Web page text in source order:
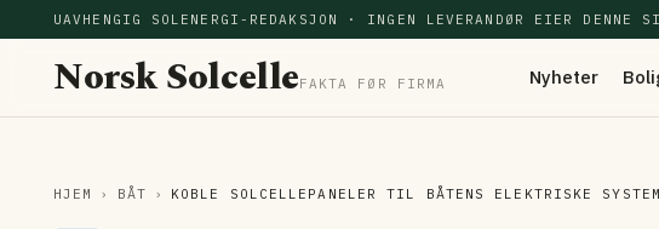
UAVHENGIG SOLENERGI-REDAKSJON · INGEN LEVERANDØR EIER DENNE
Norsk SolcelleFAKTA FØR FIRMA Nyheter
HJEM › BÅT › KOBLE SOLCELLEPANELER TIL BÅTENS ELEKTRISKE